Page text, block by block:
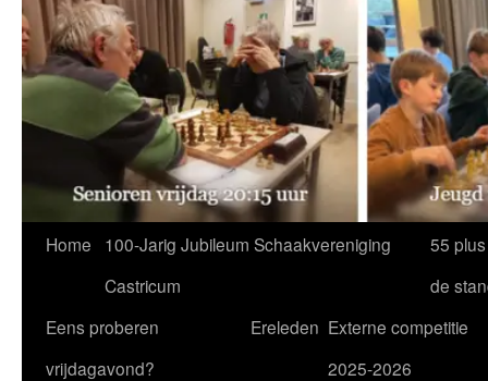
Home
100-Jarig Jubileum Schaakvereniging
Castricum
55
de
Eens proberen
vrijdagavond?
Ereleden Externe competitie
2025-2026